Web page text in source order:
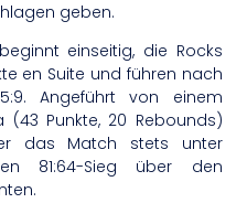
geben.
einseitig, die Rocks
en Suite und führen nach
Angeführt von einem
(43 Punkte, 20 Rebounds)
das Match stets unter
81:64-Sieg über den